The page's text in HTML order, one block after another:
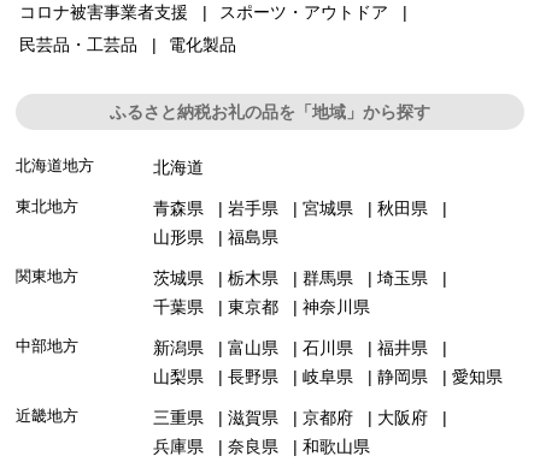
コロナ被害事業者支援
スポーツ・アウトドア
民芸品・工芸品
電化製品
ふるさと納税お礼の品を「地域」から探す
北海道地方 北海道
東北地方 青森県 岩手県 宮城県
秋田県
山形県
福島県
関東地方 茨城県 栃木県 群馬県
埼玉県
千葉県
東京都 神奈川県
中部地方 新潟県 富山県 石川県
福井県
山梨県
長野県 岐阜県 静岡県 愛知県
近畿地方 三重県 滋賀県 京都府
大阪府
兵庫県
奈良県 和歌山県